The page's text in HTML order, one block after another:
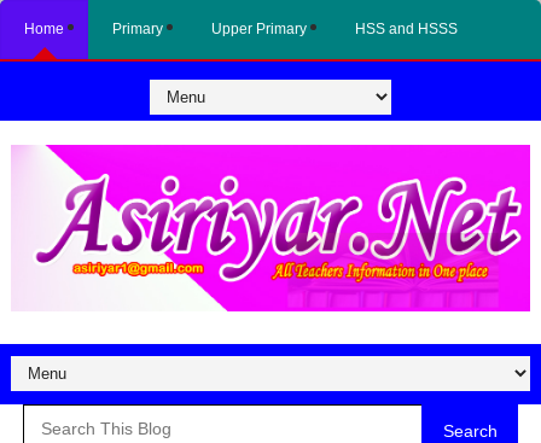
Home Primary Upper Primary HSS and HSSS
Search